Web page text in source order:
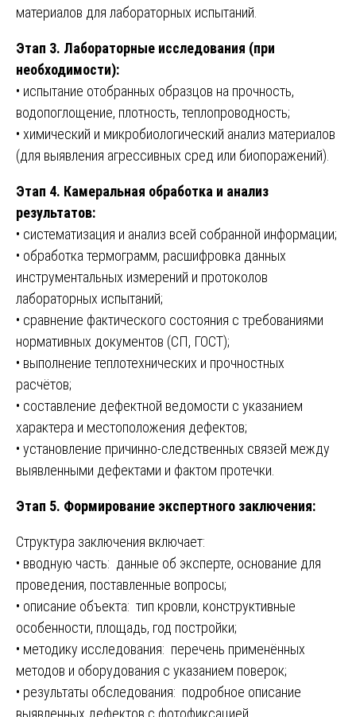
материалов для лабораторных испытаний.
Этап 3. Лабораторные исследования (при
необходимости):
• испытание отобранных образцов на прочность,
водопоглощение, плотность, теплопроводность;
• химический и микробиологический анализ материалов
(для выявления агрессивных сред или биопоражений).
Этап 4. Камеральная обработка и анализ
результатов:
• систематизация и анализ всей собранной информации;
• обработка термограмм, расшифровка данных
инструментальных измерений и протоколов
лабораторных испытаний;
• сравнение фактического состояния с требованиями
нормативных документов (СП, ГОСТ);
• выполнение теплотехнических и прочностных
расчётов;
• составление дефектной ведомости с указанием
характера и местоположения дефектов;
• установление причинно-следственных связей между
выявленными дефектами и фактом протечки.
Этап 5. Формирование экспертного заключения:
Структура заключения включает:
• вводную часть: данные об эксперте, основание для
проведения, поставленные вопросы;
• описание объекта: тип кровли, конструктивные
особенности, площадь, год постройки;
• методику исследования: перечень применённых
методов и оборудования с указанием поверок;
• результаты обследования: подробное описание
выявленных дефектов с фотофиксацией,